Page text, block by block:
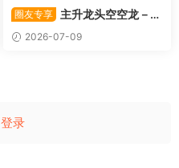
圈友专享 主升龙头空空龙－竞
价抢筹盘口的量化公式与十几
年的体系干货，全篇2026061
2026-07-09
登录